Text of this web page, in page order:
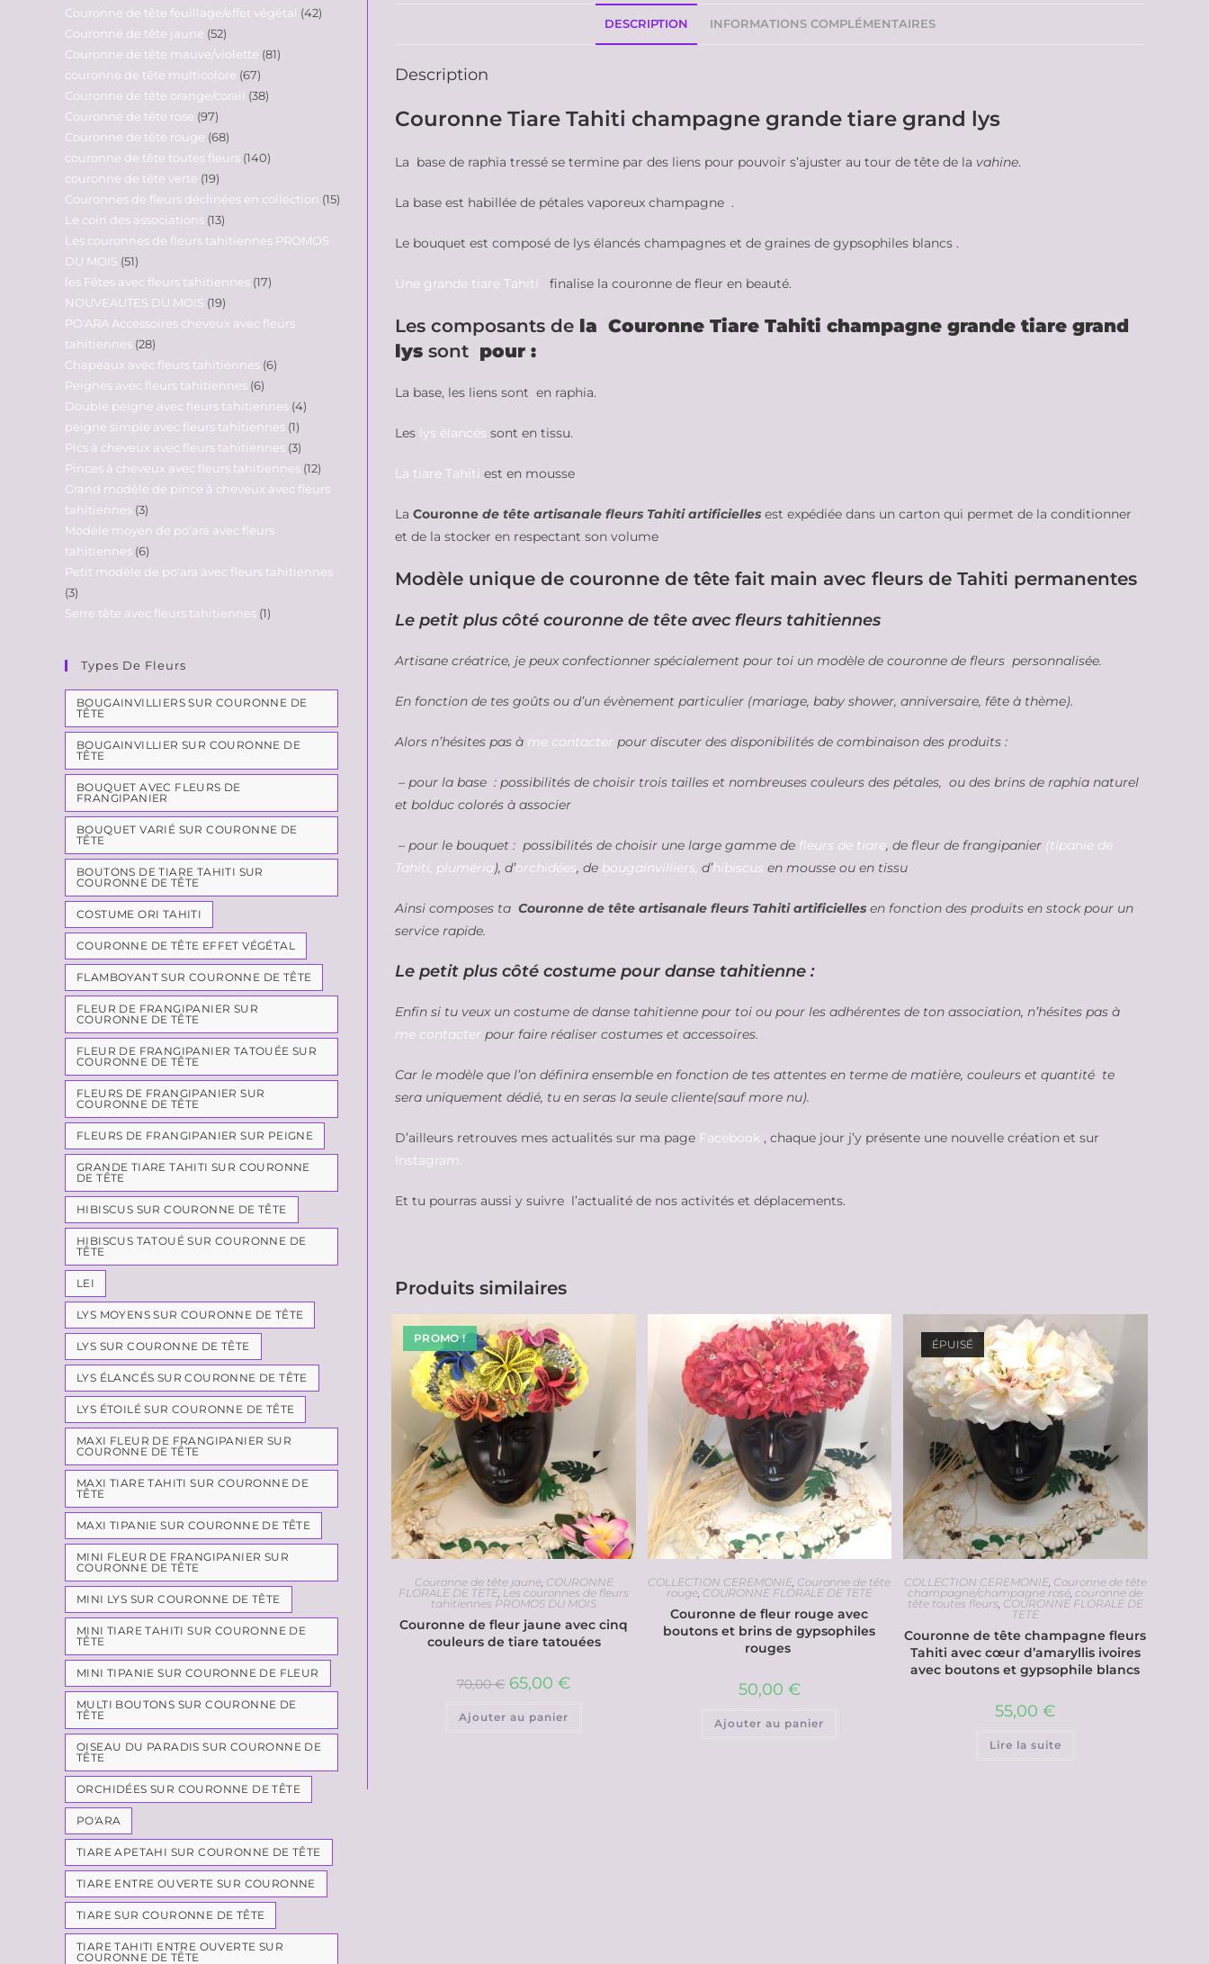
DESCRIPTION INFORMATIONS COMPLÉMENTAIRES
Description
Couronne Tiare Tahiti champagne grande tiare grand lys
La base de raphia tressé se termine par des liens pour pouvoir s’ajuster au tour de tête de la vahine.
La base est habillée de pétales vaporeux champagne .
Le bouquet est composé de lys élancés champagnes et de graines de gypsophiles blancs .
Une grande tiare Tahiti finalise la couronne de fleur en beauté.
Les composants de la Couronne Tiare Tahiti champagne grande tiare grand
lys sont pour :
La base, les liens sont en raphia.
Les lys élancés sont en tissu.
La tiare Tahiti est en mousse
La Couronne de tête artisanale fleurs Tahiti artificielles est expédiée dans un carton qui permet de la conditionner
et de la stocker en respectant son volume
Modèle unique de couronne de tête fait main avec fleurs de Tahiti permanentes
Le petit plus côté couronne de tête avec fleurs tahitiennes
Artisane créatrice, je peux confectionner spécialement pour toi un modèle de couronne de fleurs personnalisée.
En fonction de tes goûts ou d’un évènement particulier (mariage, baby shower, anniversaire, fête à thème).
Alors n’hésites pas à me contacter pour discuter des disponibilités de combinaison des produits :
– pour la base : possibilités de choisir trois tailles et nombreuses couleurs des pétales, ou des brins de raphia naturel
et bolduc colorés à associer
– pour le bouquet : possibilités de choisir une large gamme de fleurs de tiare, de fleur de frangipanier (tipanie de
Tahiti, pluméria), d’orchidées, de bougainvilliers, d’hibiscus en mousse ou en tissu
Ainsi composes ta Couronne de tête artisanale fleurs Tahiti artificielles en fonction des produits en stock pour un
service rapide.
Le petit plus côté costume pour danse tahitienne :
Enfin si tu veux un costume de danse tahitienne pour toi ou pour les adhérentes de ton association, n’hésites pas à
me contacter pour faire réaliser costumes et accessoires.
Car le modèle que l’on définira ensemble en fonction de tes attentes en terme de matière, couleurs et quantité te
sera uniquement dédié, tu en seras la seule cliente(sauf more nu).
D’ailleurs retrouves mes actualités sur ma page Facebook , chaque jour j’y présente une nouvelle création et sur
Instagram.
Et tu pourras aussi y suivre l’actualité de nos activités et déplacements.
Produits similaires
PROMO !
Couronne de tête jaune, COURONNE
FLORALE DE TETE Les couronnes de fleurs
tahitiennes PROMOS DU MOIS
Couronne de fleur jaune avec cinq
couleurs de tiare tatouées
70,00€ 65,00€
Ajouter au panier
COLLECTION CEREMONIE Couronne de tête
rouge, COURONNE FLORALE DE TETE
Couronne de fleur rouge avec
boutons et brins de gypsophiles
rouges
50,00 €
Ajouter au panier
ÉPUISÉ
COLLECTION CEREMONIE, Couronne de tête
champagne/champagne rosé ,couronne de
tête toutes fleurs COURONNE FLORALE DE
TETE
Couronne de tête champagne fleurs
Tahiti avec cœur d’amaryllis ivoires
avec boutons et gypsophile blancs
55,00€
Lire la suite
Couronne de tête feuillage/effet végétal 42
Couronne de tête jaune 52
Couronne de tête mauve/violette 81
couronne de tête multicolore 67
Couronne de tête orange/corail 38
Couronne de tête rose 97
Couronne de tête rouge 68
couronne de tête toutes fleurs 140
couronne de tête verte 19
Couronnes de fleurs déclinées en collection 15
Le coin des associations 13
Les couronnes de fleurs tahitiennes PROMOS
DU MOIS 51
les Fêtes avec fleurs tahitiennes 17
NOUVEAUTES DU MOIS 19
PO'ARA Accessoires cheveux avec fleurs
tahitiennes 28
Chapeaux avec fleurs tahitiennes 6
Peignes avec fleurs tahitiennes 6
Double peigne avec fleurs tahitiennes 4
peigne simple avec fleurs tahitiennes 1
Pics à cheveux avec fleurs tahitiennes 3
Pinces à cheveux avec fleurs tahitiennes 12
Grand modèle de pince à cheveux avec fleurs
tahitiennes 3
Modèle moyen de po'ara avec fleurs
tahitiennes 6
Petit modèle de po'ara avec fleurs tahitiennes
3
Serre tête avec fleurs tahitiennes 1
Types De Fleurs
BOUGAINVILLIERS SUR COURONNE DE
TÊTE
BOUGAINVILLIER SUR COURONNE DE
TÊTE
BOUQUET AVEC FLEURS DE
FRANGIPANIER
BOUQUET VARIÉ SUR COURONNE DE
TÊTE
BOUTONS DE TIARE TAHITI SUR
COURONNE DE TÊTE
COSTUME ORI TAHITI
COURONNE DE TÊTE EFFET VÉGÉTAL
FLAMBOYANT SUR COURONNE DE TÊTE
FLEUR DE FRANGIPANIER SUR
COURONNE DE TÊTE
FLEUR DE FRANGIPANIER TATOUÉE SUR
COURONNE DE TÊTE
FLEURS DE FRANGIPANIER SUR
COURONNE DE TÊTE
FLEURS DE FRANGIPANIER SUR PEIGNE
GRANDE TIARE TAHITI SUR COURONNE
DE TÊTE
HIBISCUS SUR COURONNE DE TÊTE
HIBISCUS TATOUÉ SUR COURONNE DE
TÊTE
LEI
LYS MOYENS SUR COURONNE DE TÊTE
LYS SUR COURONNE DE TÊTE
LYS ÉLANCÉS SUR COURONNE DE TÊTE
LYS ÉTOILÉ SUR COURONNE DE TÊTE
MAXI FLEUR DE FRANGIPANIER SUR
COURONNE DE TÊTE
MAXI TIARE TAHITI SUR COURONNE DE
TÊTE
MAXI TIPANIE SUR COURONNE DE TÊTE
MINI FLEUR DE FRANGIPANIER SUR
COURONNE DE TÊTE
MINI LYS SUR COURONNE DE TÊTE
MINI TIARE TAHITI SUR COURONNE DE
TÊTE
MINI TIPANIE SUR COURONNE DE FLEUR
MULTI BOUTONS SUR COURONNE DE
TÊTE
OISEAU DU PARADIS SUR COURONNE DE
TÊTE
ORCHIDÉES SUR COURONNE DE TÊTE
PO'ARA
TIARE APETAHI SUR COURONNE DE TÊTE
TIARE ENTRE OUVERTE SUR COURONNE
TIARE SUR COURONNE DE TÊTE
TIARE TAHITI ENTRE OUVERTE SUR
COURONNE DE TÊTE